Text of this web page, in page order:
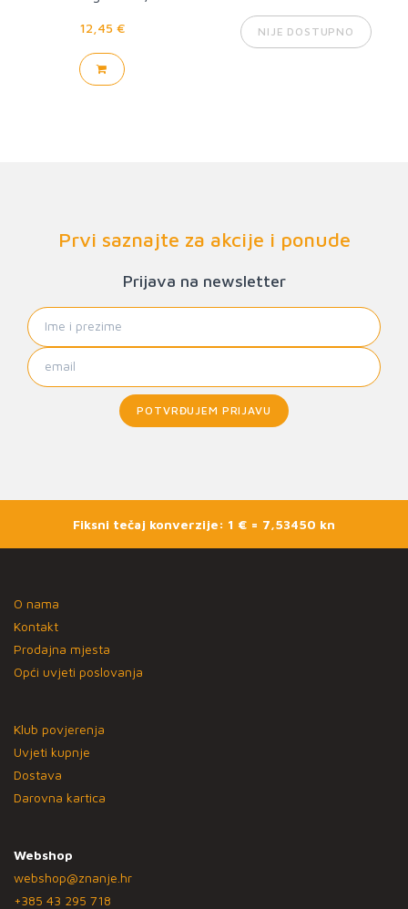
12,45 € NIJE DOSTUPNO
Prvi saznajte za akcije i ponude
Prijava na newsletter
POTVRĐUJEM PRIJAVU
Fiksni tečaj konverzije: 1 € = 7,53450 kn
O nama
Kontakt
Prodajna mjesta
Opći uvjeti poslovanja
Klub povjerenja
Uvjeti kupnje
Dostava
Darovna kartica
Webshop
webshop@znanje.hr
+385 43 295 718